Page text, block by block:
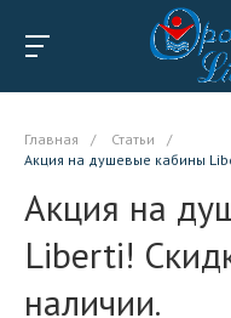
Главная / Статьи
/
Акция на душевые кабины
Акция на
Liberti!
наличии.